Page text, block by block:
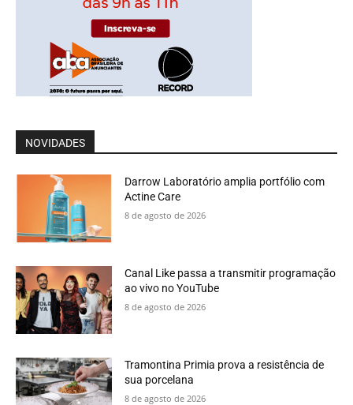
NOVIDADES
Darrow Laboratório amplia portfólio com
Actine Care
8 de agosto de 2026
Canal Like passa a transmitir programação
ao vivo no YouTube
8 de agosto de 2026
Tramontina Primia prova a resistência de
sua porcelana
8 de agosto de 2026